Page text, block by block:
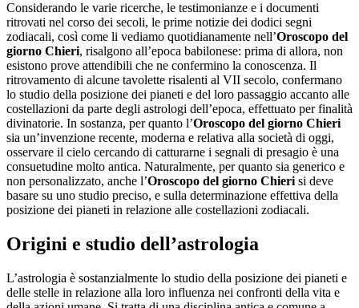
Considerando le varie ricerche, le testimonianze e i documenti
ritrovati nel corso dei secoli, le prime notizie dei dodici segni
zodiacali, così come li vediamo quotidianamente nell’Oroscopo del
giorno Chieri, risalgono all’epoca babilonese: prima di allora, non
esistono prove attendibili che ne confermino la conoscenza. Il
ritrovamento di alcune tavolette risalenti al VII secolo, confermano
lo studio della posizione dei pianeti e del loro passaggio accanto alle
costellazioni da parte degli astrologi dell’epoca, effettuato per finalità
divinatorie. In sostanza, per quanto l’Oroscopo del giorno Chieri
sia un’invenzione recente, moderna e relativa alla società di oggi,
osservare il cielo cercando di catturarne i segnali di presagio è una
consuetudine molto antica. Naturalmente, per quanto sia generico e
non personalizzato, anche l’Oroscopo del giorno Chieri si deve
basare su uno studio preciso, e sulla determinazione effettiva della
posizione dei pianeti in relazione alle costellazioni zodiacali.
Origini e studio dell’astrologia
L’astrologia è sostanzialmente lo studio della posizione dei pianeti e
delle stelle in relazione alla loro influenza nei confronti della vita e